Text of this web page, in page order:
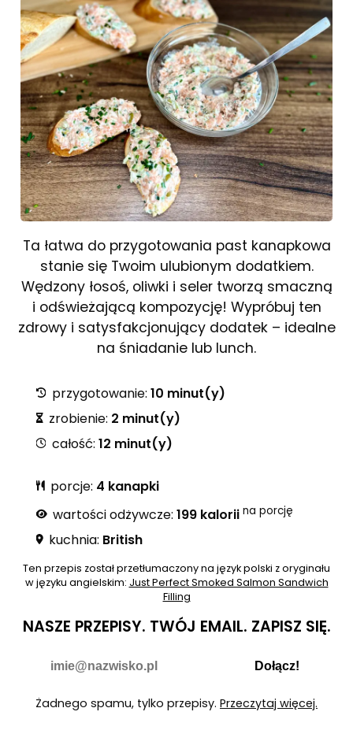
Ta łatwa do przygotowania past kanapkowa
stanie się Twoim ulubionym dodatkiem.
Wędzony łosoś, oliwki i seler tworzą smaczną
i odświeżającą kompozycję! Wypróbuj ten
zdrowy i satysfakcjonujący dodatek – idealne
na śniadanie lub lunch.
przygotowanie: 10 minut(y)
zrobienie: 2 minut(y)
całość: 12 minut(y)
porcje: 4 kanapki
wartości odżywcze:199 kalorii na porcję
kuchnia: British
Ten przepis został przetłumaczony na język polski z oryginału
w języku angielskim: Just Perfect Smoked Salmon Sandwich
Filling
NASZE PRZEPISY. TWÓJ EMAIL. ZAPISZ SIĘ.
Dołącz!
Żadnego spamu, tylko przepisy. Przeczytaj więcej.